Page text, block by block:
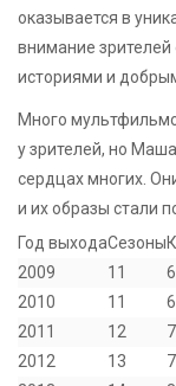
оказывается в
внимание
историями и
Много
у зрителей, но
сердцах многих.
и их образы стали
Год выходаСезоны
2009
11
2010
11
2011
12
2012
13